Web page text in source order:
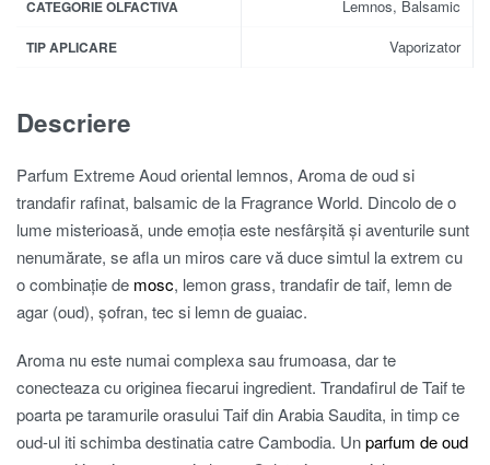
CATEGORIE OLFACTIVA Lemnos, Balsamic
TIP APLICARE Vaporizator
Descriere
Parfum Extreme Aoud oriental lemnos, Aroma de oud si
trandafir rafinat, balsamic de la Fragrance World. Dincolo de o
lume misterioasă, unde emoția este nesfârșită și aventurile sunt
nenumărate, se afla un miros care vă duce simtul la extrem cu
o combinație de mosc, lemon grass, trandafir de taif, lemn de
agar (oud), șofran, tec si lemn de guaiac.
Aroma nu este numai complexa sau frumoasa, dar te
conecteaza cu originea fiecarui ingredient. Trandafirul de Taif te
poarta pe taramurile orasului Taif din Arabia Saudita, in timp ce
oud-ul iti schimba destinatia catre Cambodia. Unparfum de oud